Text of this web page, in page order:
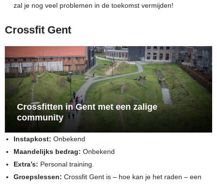
zal je nog veel problemen in de toekomst vermijden!
Crossfit Gent
Crossfitten in Gent met een zalige
community
Instapkost: Onbekend
Maandelijks bedrag: Onbekend
Extra’s: Personal training.
Groepslessen: Crossfit Gent is – hoe kan je het raden – een